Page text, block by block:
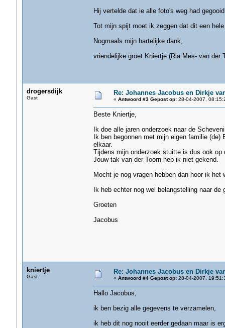
Hij vertelde dat ie alle foto's weg had
Tot mijn spijt moet ik zeggen dat dit een
Nogmaals mijn hartelijke dank,
vriendelijke groet Kniertje (Ria Mes- van der
drogersdijk
Gast
Re: Johannes Jacobus en Dirkje
« Antwoord #3 Gepost op:28-04-2007,
Beste Kniertje,
Ik doe alle jaren onderzoek naar de
Ik ben begonnen met mijn eigen familie
elkaar.
Tijdens mijn onderzoek stuitte is dus ook op
Jouw tak van der Toorn heb ik niet gekend.
Mocht je nog vragen hebben dan hoor ik het
Ik heb echter nog wel belangstelling naar
Groeten
Jacobus
kniertje
Gast
Re: Johannes Jacobus en Dirkje
« Antwoord #4 Gepost op:28-04-2007,
Hallo Jacobus,
ik ben bezig alle gegevens te verzamelen,
ik heb dit nog nooit eerder gedaan maar is